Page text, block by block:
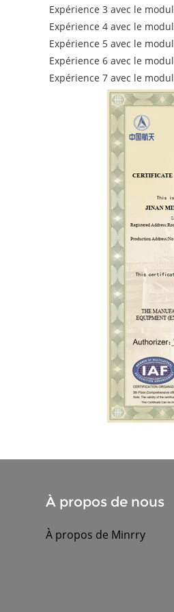
Expérience 3 avec le
Expérience 4 avec le
Expérience 5 avec le
Expérience 6 avec le
Expérience 7 avec le
À propos de nous
À propos de Minrry